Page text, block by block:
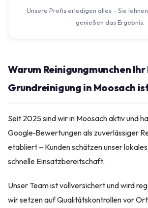
Unsere Profis erledigen alles – Sie
genießen das Ergebnis.
Warum Reinigungmunchen
Grundreinigung in Moosach
Seit 2025 sind wir in Moosach aktiv und
Google‑Bewertungen als zuverlässiger
etabliert – Kunden schätzen unser
schnelle Einsatzbereitschaft.
Unser Team ist vollversichert und wird
wir setzen auf Qualitätskontrollen vor